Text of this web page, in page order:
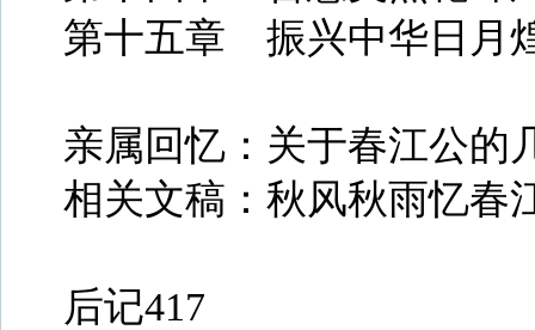
第十五章 振兴中华日月
亲属回忆：关于春江公的
相关文稿：秋风秋雨忆春
后记417